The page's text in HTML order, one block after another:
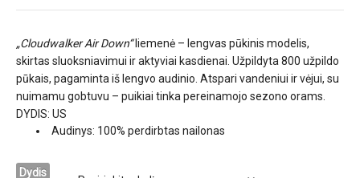
„Cloudwalker Air Down“liemenė – lengvas pūkinis modelis,
skirtas sluoksniavimui ir aktyviai kasdienai. Užpildyta 800 užpildo
pūkais, pagaminta iš lengvo audinio. Atspari vandeniui ir vėjui, su
nuimamu gobtuvu – puikiai tinka pereinamojo sezono orams.
DYDIS: US
Audinys: 100% perdirbtas nailonas
Dydis